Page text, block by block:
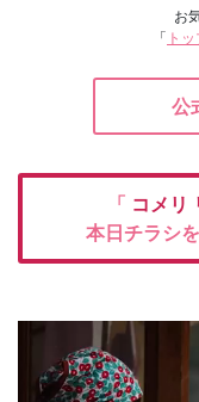
お
「 ト
公
「 コメリ
本日チラシ